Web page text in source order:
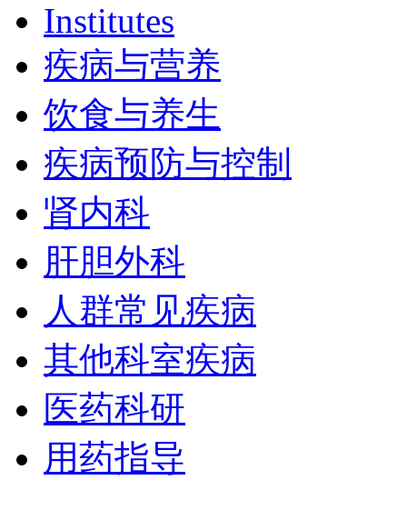
Institutes
疾病与营养
饮食与养生
疾病预防与控制
肾内科
肝胆外科
人群常见疾病
其他科室疾病
医药科研
用药指导